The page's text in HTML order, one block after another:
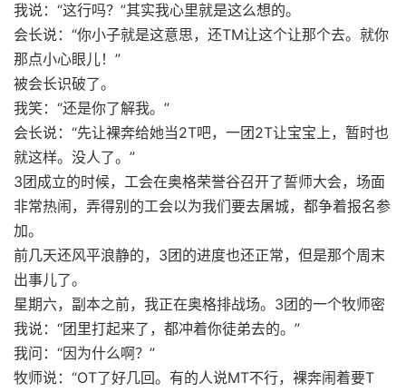
我说：“这行吗？”其实我心里就是这么想的。
会长说：“你小子就是这意思，还TM让这个让那个去。就你
那点小心眼儿！”
被会长识破了。
我笑：“还是你了解我。”
会长说：“先让裸奔给她当2T吧，一团2T让宝宝上，暂时也
就这样。没人了。”
3团成立的时候，工会在奥格荣誉谷召开了誓师大会，场面
非常热闹，弄得别的工会以为我们要去屠城，都争着报名参
加。
前几天还风平浪静的，3团的进度也还正常，但是那个周末
出事儿了。
星期六，副本之前，我正在奥格排战场。3团的一个牧师密
我说：“团里打起来了，都冲着你徒弟去的。”
我问：“因为什么啊？”
牧师说：“OT了好几回。有的人说MT不行，裸奔闹着要T